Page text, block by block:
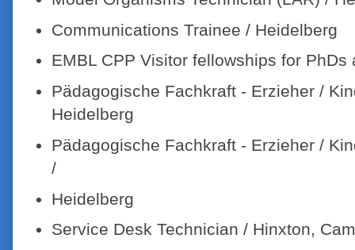
Communications Trainee / Heidelberg
EMBL CPP Visitor fellowships for PhDs
Pädagogische Fachkraft - Erzieher /
Heidelberg
Pädagogische Fachkraft - Erzieher /
/
Heidelberg
Service Desk Technician / Hinxton,